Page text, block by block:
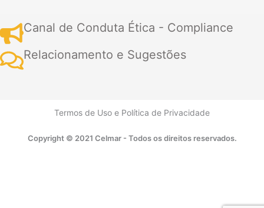
c
e
b
o
t
w
t
t
n
k
d
i
s
t
g
r
u
t
b
e
a
a
p
k
Canal de Conduta Ética - Compliance
Relacionamento e Sugestões
Termos de Uso e Política de Privacidade
Copyright © 2021 Celmar - Todos os direitos reservados.